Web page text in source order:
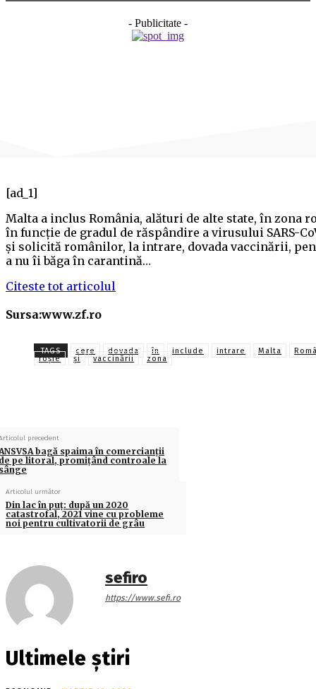
- Publicitate -
[ad_1]
Malta a inclus România, alături de alte state, în zona
în funcţie de gradul de răspândire a virusului SARS-
şi solicită românilor, la intrare, dovada vaccinării,
a nu îi băga în carantină…
Citeste tot articolul
Sursa:www.zf.ro
TAGS cere dovada în include intrare Malta
roşie
și vaccinării zona
precedent
bagă spaima în comercianții
pe litoral, promițând controale la
Articolul următor
Din lac în puț: după un 2020
catastrofal, 2021 vine cu probleme
noi pentru cultivatorii de grâu
sefiro
https://www.sefi.ro
Ultimele știri